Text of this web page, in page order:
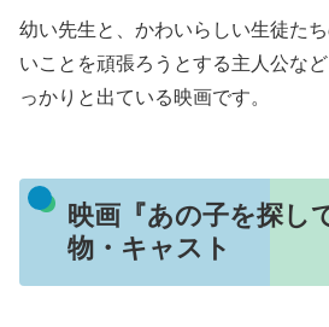
幼い先生と、かわいらしい生徒た
いことを頑張ろうとする主人公な
っかりと出ている映画です。
映画『あの子を探し
物・キャスト